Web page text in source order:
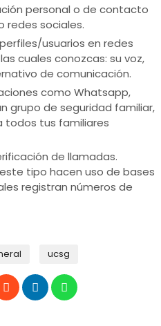
personal o de contacto
redes sociales.
usuarios en redes
cuales conozcas: su voz,
de comunicación.
como Whatsapp,
grupo de seguridad familiar,
todos tus familiares
de llamadas.
tipo hacen uso de bases
registran números de
ucsg